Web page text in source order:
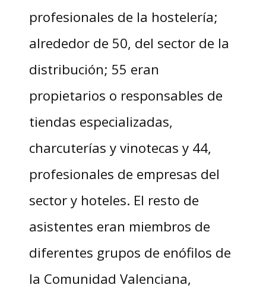
profesionales de la hostelería;
alrededor de 50, del sector de la
distribución; 55 eran
propietarios o responsables de
tiendas especializadas,
charcuterías y vinotecas y 44,
profesionales de empresas del
sector y hoteles. El resto de
asistentes eran miembros de
diferentes grupos de enófilos de
la Comunidad Valenciana,